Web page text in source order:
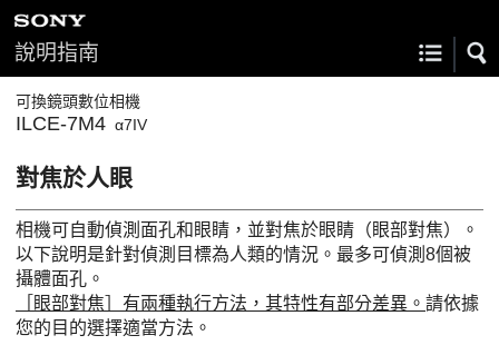
說明指南
可換鏡頭數位相機
ILCE-7M4 α7IV
對焦於人眼
相機可自動偵測面孔和眼睛，並對焦於眼睛（眼部對焦）。
以下說明是針對偵測目標為人類的情況。最多可偵測8個被
攝體面孔。
［眼部對焦］ 有兩種執行方法，其特性有部分差異。 請依據
您的目的選擇適當方法。